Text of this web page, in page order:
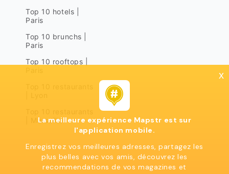
Top 10 hotels |
Paris
Top 10 brunchs |
Paris
Top 10 rooftops |
| Marseille
x
La meilleure expérience Mapstr est sur
l'application mobile.
Enregistrez vos meilleures adresses, partagez les
plus belles avec vos amis, découvrez les
recommendations de vos magazines et